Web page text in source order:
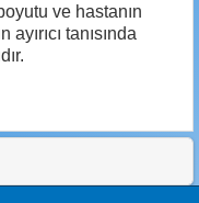
ve hastanın
tanısında